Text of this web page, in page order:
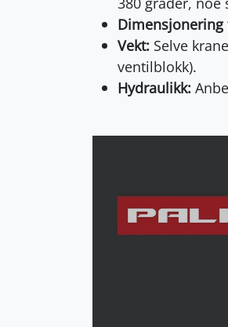
Vekt: Selve
ventilblokk).
Hydraulikk: